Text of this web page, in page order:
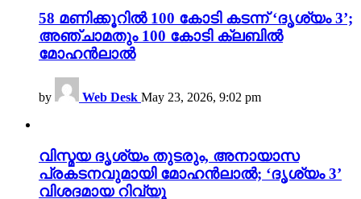
58 മണിക്കൂറിൽ 100 കോടി കടന്ന് ‘ദൃശ്യം 3’;
അഞ്ചാമതും 100 കോടി ക്ലബിൽ
മോഹൻലാൽ
by Web Desk May 23, 2026, 9:02 pm
വിസ്മയ ദൃശ്യം തുടരും, അനായാസ
പ്രകടനവുമായി മോഹൻലാൽ; ‘ദൃശ്യം 3’
വിശദമായ റിവ്യൂ